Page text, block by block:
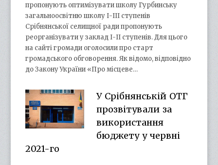
пропонують оптимізувати школу Гурбинську
загальноосвітню школу І-ІІІ ступенів
Срібнянської селищної ради пропонують
реорганізувати у заклад І-ІІ ступенів. Для цього
на сайті громади оголосили про старт
громадського обговорення. Як відомо, відповідно
до Закону України «Про місцеве…
У Срібнянській ОТГ
прозвітували за
використання
бюджету у червні
2021-го